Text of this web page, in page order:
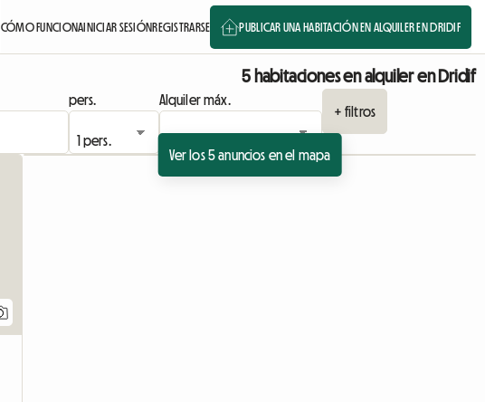
CÓMO FUNCIONAINICIAR SESIÓNREGISTRARSE PUBLICAR UNA HABITACIÓN EN ALQUILER EN DRIDIF
5 habitaciones en alquiler en Dridif
pers.
Alquiler máx.
+ filtros
Ver los 5 anuncios en el mapa